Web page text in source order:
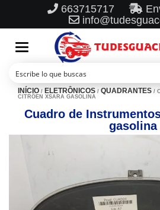
663715717
Toggle
navigation
INÍCIO / ELETRÔNICOS / QUADRANTES /
CITRÖEN XSARA GASOLINA
Cuadro de
gasolina